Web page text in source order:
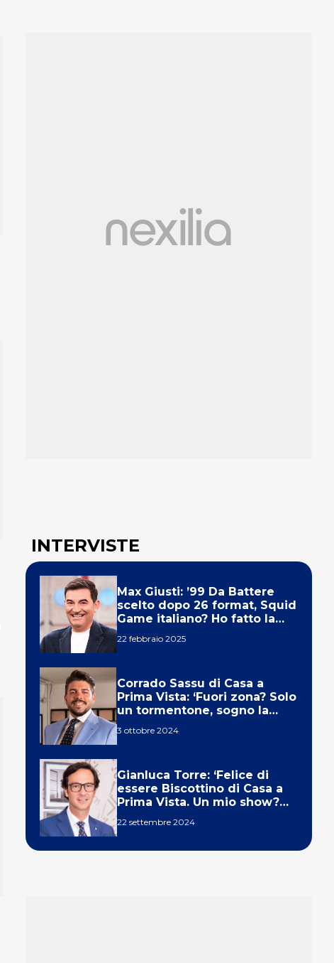
INTERVISTE
Max Giusti: ’99 Da Battere
scelto dopo 26 format, Squid
Game italiano? Ho fatto la
22 febbraio 2025
Corrado Sassu di Casa a
Prima Vista: ‘Fuori zona? Solo
un tormentone, sogno la
3 ottobre 2024
Gianluca Torre: ‘Felice di
essere Biscottino di Casa a
Prima Vista. Un mio show?
22 settembre 2024